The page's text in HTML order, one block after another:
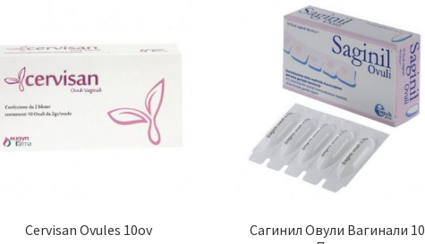
Cervisan Ovules 10ov
Сагинил Овули Вагинали 10